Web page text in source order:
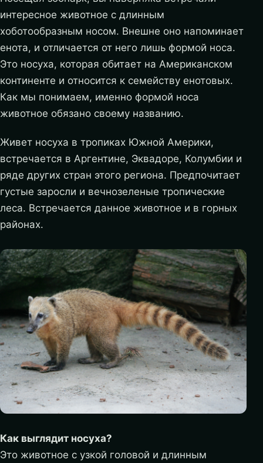
интересное животное с длинным
хоботообразным носом. Внешне оно напоминает
енота, и отличается от него лишь формой носа.
Это носуха, которая обитает на Американском
континенте и относится к семейству енотовых.
Как мы понимаем, именно формой носа
животное обязано своему названию.
Живет носуха в тропиках Южной Америки,
встречается в Аргентине, Эквадоре, Колумбии и
ряде других стран этого региона. Предпочитает
густые заросли и вечнозеленые тропические
леса. Встречается данное животное и в горных
районах.
Как выглядит носуха?
Это животное с узкой головой и длинным